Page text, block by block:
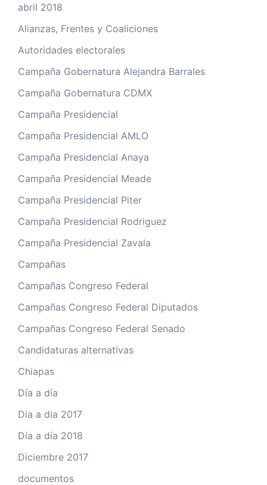
abril 2018
Alianzas, Frentes y Coaliciones
Autoridades electorales
Campaña Gobernatura Alejandra Barrales
Campaña Gobernatura CDMX
Campaña Presidencial
Campaña Presidencial AMLO
Campaña Presidencial Anaya
Campaña Presidencial Meade
Campaña Presidencial Piter
Campaña Presidencial Rodriguez
Campaña Presidencial Zavala
Campañas
Campañas Congreso Federal
Campañas Congreso Federal Diputados
Campañas Congreso Federal Senado
Candidaturas alternativas
Chiapas
Día a día
Dia a dia 2017
Día a día 2018
Diciembre 2017
documentos